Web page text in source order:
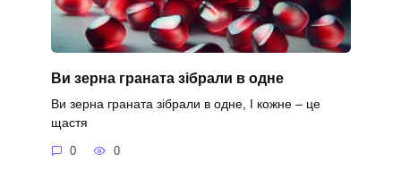
Ви зерна граната зібрали в одне
Ви зерна граната зібрали в одне, І кожне – це
щастя
0 0